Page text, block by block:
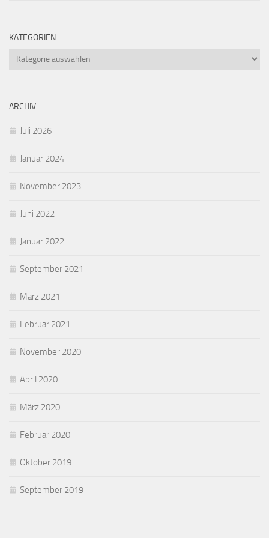
KATEGORIEN
Kategorien
ARCHIV
Juli 2026
Januar 2024
November 2023
Juni 2022
Januar 2022
September 2021
März 2021
Februar 2021
November 2020
April 2020
März 2020
Februar 2020
Oktober 2019
September 2019